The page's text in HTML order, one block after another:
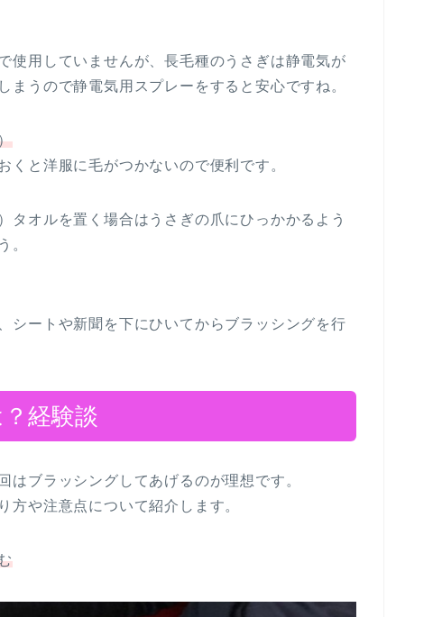
使用していませんが、長毛種のうさぎは静電気が
まうので静電気用スプレーをすると安心ですね。
と洋服に毛がつかないので便利です。
タオルを置く場合はうさぎの爪にひっかかるよう
。
シートや新聞を下にひいてからブラッシングを行
経験談
ブラッシングしてあげるのが理想です。
方や注意点について紹介します。